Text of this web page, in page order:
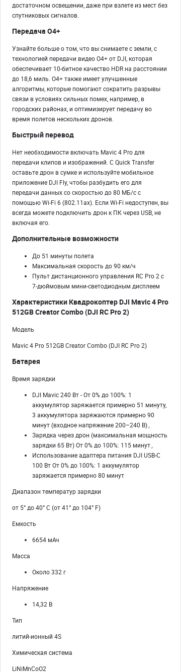
достаточном освещении, даже при взлете из мест без
спутниковых сигналов.
Передача O4+
Узнайте больше о том, что вы снимаете с земли, с
технологией передачи видео O4+ от DJI, которая
обеспечивает 10-битное качество HDR на расстоянии
до 18,6 миль. O4+ также имеет улучшенные
алгоритмы, которые помогают сократить разрывы
связи в условиях сильных помех, например, в
городских районах, и оптимизирует передачу во
время полетов нескольких дронов.
Быстрый перевод
Нет необходимости включать Mavic 4 Pro для
передачи клипов и изображений. С Quick Transfer
оставьте дрон в сумке и используйте мобильное
приложение DJI Fly, чтобы разбудить его для
передачи данных со скоростью до 80 МБ/с с
помощью Wi-Fi 6 (802.11ax). Если Wi-Fi недоступен, вы
всегда можете подключить дрон к ПК через USB, не
включая его.
Дополнительные возможности
До 51 минуты полета
Максимальная скорость до 90 км/ч
Пульт дистанционного управления RC Pro 2 с
7-дюймовым мини-светодиодным дисплеем
Характеристики Квадрокоптер DJI Mavic 4 Pro
512GB Creator Combo (DJI RC Pro 2)
Модель
Mavic 4 Pro 512GB Creator Combo (DJI RC Pro 2)
Батарея
Время зарядки
DJI Mavic 240 Вт - От 0% до 100%: 1
аккумулятор заряжается примерно 51 минуту,
3 аккумулятора заряжаются примерно 90
минут (входное напряжение 200–240 В),
Зарядка через дрон (максимальная мощность
зарядки 65 Вт) От 0% до 100%: 115 минут,
Использование адаптера питания DJI USB-C
100 Вт От 0% до 100%: 1 аккумулятор
заряжается примерно 80 минут
Диапазон температур зарядки
от 5° до 40° C (от 41° до 104° F)
Емкость
6654 мАч
Масса
Около 332 г
Напряжение
14,32 В
Тип
литий-ионный 4S
Химическая система
LiNiMnCoO2